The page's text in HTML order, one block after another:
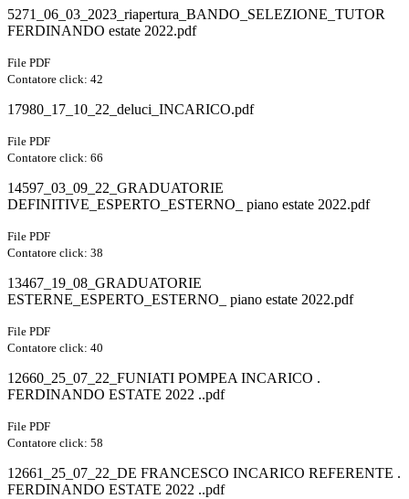
5271_06_03_2023_riapertura_BANDO_SELEZIONE_TUTOR
FERDINANDO estate 2022.pdf
File PDF
Contatore click: 42
17980_17_10_22_deluci_INCARICO.pdf
File PDF
Contatore click: 66
14597_03_09_22_GRADUATORIE
DEFINITIVE_ESPERTO_ESTERNO_ piano estate 2022.pdf
File PDF
Contatore click: 38
13467_19_08_GRADUATORIE
ESTERNE_ESPERTO_ESTERNO_ piano estate 2022.pdf
File PDF
Contatore click: 40
12660_25_07_22_FUNIATI POMPEA INCARICO .
FERDINANDO ESTATE 2022 ..pdf
File PDF
Contatore click: 58
12661_25_07_22_DE FRANCESCO INCARICO REFERENTE .
FERDINANDO ESTATE 2022 ..pdf